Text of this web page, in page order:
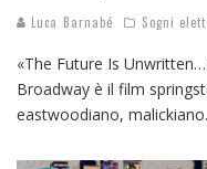
Luca Barnabé Sogni
«The Future Is
Broadway è il film
eastwoodiano,